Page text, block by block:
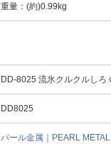
重量：(約)0.99kg
DD-8025 流氷クルクルしろ
DD8025
パール金属｜PEARL METAL